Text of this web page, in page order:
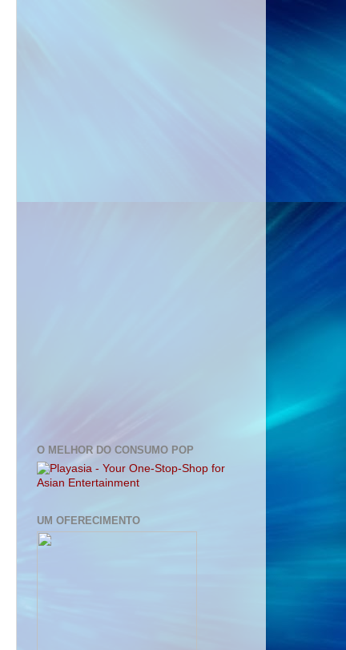
O MELHOR DO CONSUMO POP
UM OFERECIMENTO